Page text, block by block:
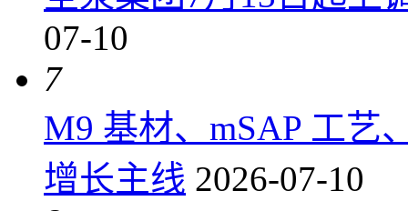
07-10
7
M9 基材、mSAP 工艺
增长主线 2026-07-10